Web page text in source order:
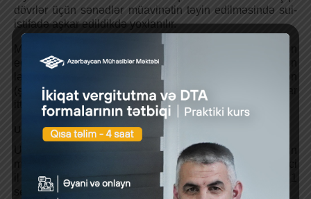
dövrlər üçün sənədlər müavinətin təyin edilməsində sui-
istifadə aşkar edildikdə yoxlanılır.
edilməməsindən və ya təyin edilməsinin
ləngidilməsindən Dövlət Sosial Müdafiə Fondunun rayon
(şəhər) şöbələrinə və müəssisənin, təşkilatın həmkarlar
ittifaqı komitəsinə şikayət edilə bilər
Uşağın anadan olmasına görə müavinətin miqdarı
Uşağın anadan olmasına görə birdəfəlik müavinətin
məbləği Azərbaycan Respublikası Prezidentinin 2013-ci
il 29 avqust tarixli 973 nömrəli Fərmanı ilə 2013-ci il 1
sentyabr tarixindən 90 manat müəyyənləşdirilmişdir.